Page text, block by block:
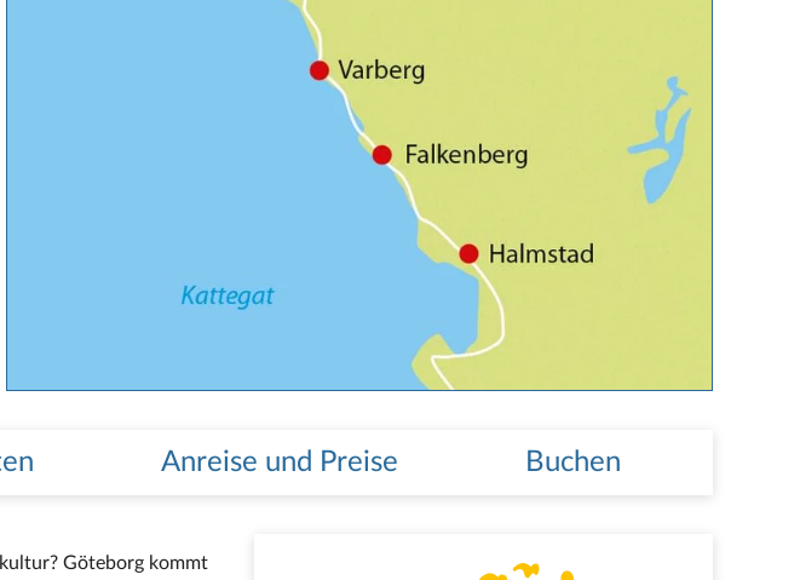
Anreise und Preise Buchen
Göteborg kommt